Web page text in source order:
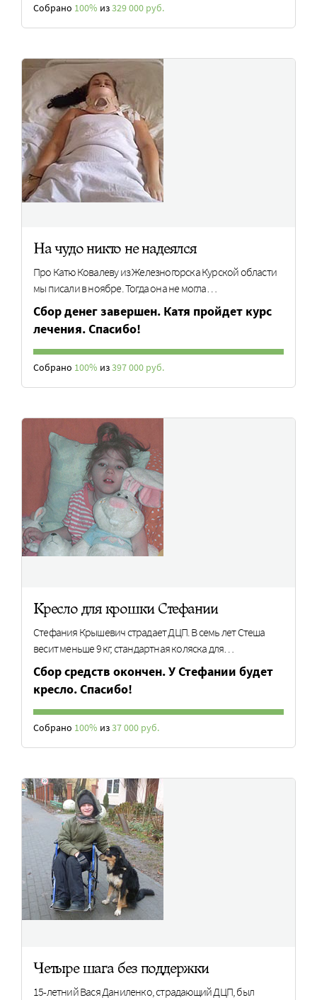
Собрано 100% из329 000 руб.
На чудо никто не надеялся
Про Катю Ковалеву из Железногорска Курской области
мы писали в ноябре. Тогда она не могла…
Сбор денег завершен. Катя пройдет курс
лечения. Спасибо!
Собрано 100% из397 000 руб.
Кресло для крошки Стефании
Стефания Крышевич страдает ДЦП. В семь лет Стеша
весит меньше 9 кг, стандартная коляска для…
Cбор средств окончен. У Стефании будет
кресло. Спасибо!
Собрано 100% из37 000 руб.
Четыре шага без поддержки
15-летний Вася Даниленко, страдающий ДЦП, был